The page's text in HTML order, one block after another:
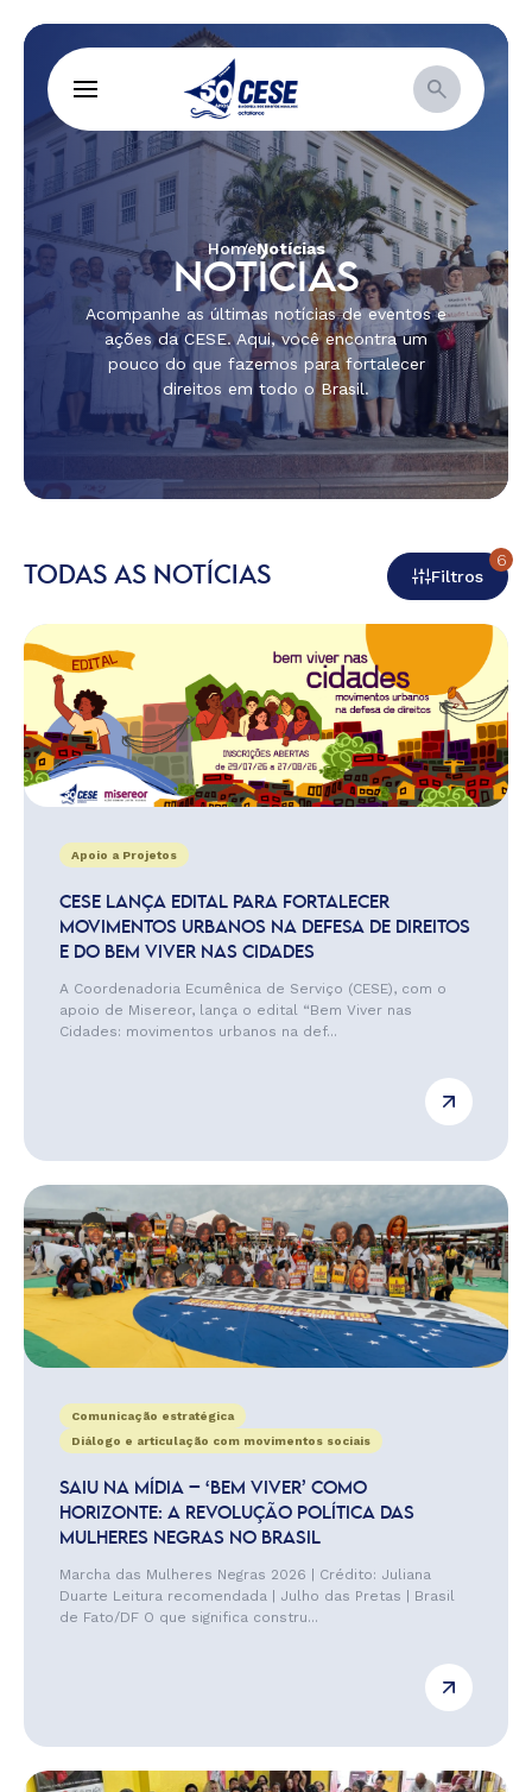
HomeNotícias
NOTÍCIAS
Acompanhe as últimas notícias de eventos e
ações da CESE. Aqui, você encontra um
pouco do que fazemos para fortalecer
direitos em todo o Brasil.
TODAS AS NOTÍCIAS Filtros
6
Apoio a Projetos
CESE LANÇA EDITAL PARA FORTALECER
MOVIMENTOS URBANOS NA DEFESA DE DIREITOS
E DO BEM VIVER NAS CIDADES
A Coordenadoria Ecumênica de Serviço (CESE), com o
apoio de Misereor, lança o edital “Bem Viver nas
Cidades: movimentos urbanos na def...
Comunicação estratégica
Diálogo e articulação com movimentos sociais
SAIU NA MÍDIA – ‘BEM VIVER’ COMO
HORIZONTE: A REVOLUÇÃO POLÍTICA DAS
MULHERES NEGRAS NO BRASIL
Marcha das Mulheres Negras 2026 | Crédito: Juliana
Duarte Leitura recomendada | Julho das Pretas | Brasil
de Fato/DF O que significa constru...